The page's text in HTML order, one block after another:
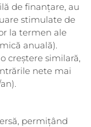
de finanțare, au
stimulate de
la termen ale
anuală).
creștere similară,
nete mai
permițând